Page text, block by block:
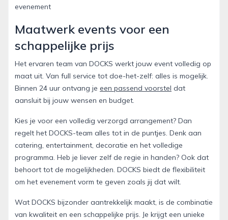
evenement
Maatwerk events voor een
schappelijke prijs
Het ervaren team van DOCKS werkt jouw event volledig op
maat uit. Van full service tot doe-het-zelf: alles is mogelijk.
Binnen 24 uur ontvang je een passend voorstel dat
aansluit bij jouw wensen en budget.
Kies je voor een volledig verzorgd arrangement? Dan
regelt het DOCKS-team alles tot in de puntjes. Denk aan
catering, entertainment, decoratie en het volledige
programma. Heb je liever zelf de regie in handen? Ook dat
behoort tot de mogelijkheden. DOCKS biedt de flexibiliteit
om het evenement vorm te geven zoals jij dat wilt.
Wat DOCKS bijzonder aantrekkelijk maakt, is de combinatie
van kwaliteit en een schappelijke prijs. Je krijgt een unieke